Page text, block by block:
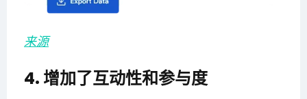
来源
4. 增加了互动性和参与度